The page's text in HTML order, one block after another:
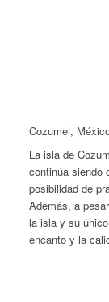
Cozumel,
La isla de
continúa siendo
posibilidad de
Además, a
la isla y su
encanto y la